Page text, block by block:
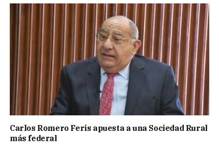
Carlos Romero Feris apuesta a una Sociedad Rural
más federal